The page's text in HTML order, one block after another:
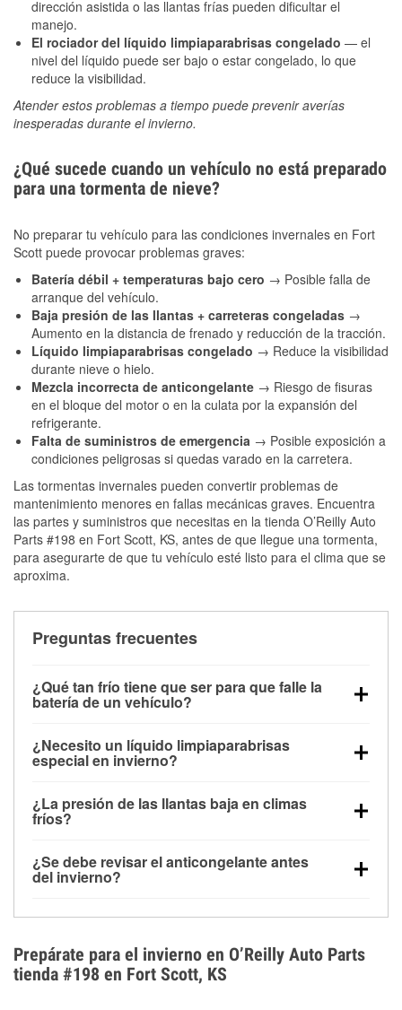
dirección asistida o las llantas frías pueden dificultar el
manejo.
El rociador del líquido limpiaparabrisas congelado — el
nivel del líquido puede ser bajo o estar congelado, lo que
reduce la visibilidad.
Atender estos problemas a tiempo puede prevenir averías
inesperadas durante el invierno.
¿Qué sucede cuando un vehículo no está preparado
para una tormenta de nieve?
No preparar tu vehículo para las condiciones invernales en Fort
Scott puede provocar problemas graves:
Batería débil + temperaturas bajo cero → Posible falla de
arranque del vehículo.
Baja presión de las llantas + carreteras congeladas →
Aumento en la distancia de frenado y reducción de la tracción.
Líquido limpiaparabrisas congelado → Reduce la visibilidad
durante nieve o hielo.
Mezcla incorrecta de anticongelante → Riesgo de fisuras
en el bloque del motor o en la culata por la expansión del
refrigerante.
Falta de suministros de emergencia → Posible exposición a
condiciones peligrosas si quedas varado en la carretera.
Las tormentas invernales pueden convertir problemas de
mantenimiento menores en fallas mecánicas graves. Encuentra
las partes y suministros que necesitas en la tienda O’Reilly Auto
Parts #198 en Fort Scott, KS, antes de que llegue una tormenta,
para asegurarte de que tu vehículo esté listo para el clima que se
aproxima.
Preguntas frecuentes
¿Qué tan frío tiene que ser para que falle la
batería de un vehículo?
debajo de los 32 °F y puede perder hasta la mitad de
su potencia de arranque cerca de los 0 °F, lo que
arranque.
¿Necesito un líquido limpiaparabrisas
especial en invierno?
la congelación y ayuda a disolver la sal y la nieve
derretida en la carretera para mejorar la visibilidad.
¿La presión de las llantas baja en climas
fríos?
alrededor de 1 PSI por cada 10 °F que baja la
temperatura. Puedes obtener más información sobre
¿Se debe revisar el anticongelante antes
del invierno?
el sobrecalentamiento en condiciones de frío
extremo. Aprende cómo comprobar la protección
anticongelante en nuestra sección How-To.
Prepárate para el invierno en O’Reilly Auto Parts
tienda #198 en Fort Scott, KS